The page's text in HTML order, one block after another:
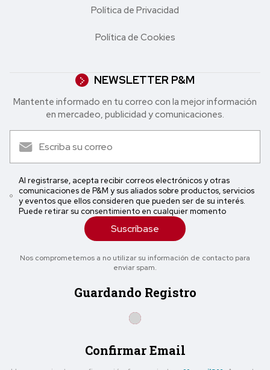
Política de Privacidad
Política de Cookies
NEWSLETTER P&M
Mantente informado en tu correo con la mejor in formación
en mercadeo, publicidad y comunicaciones.
Al registrarse, acepta recibir correos electrónicos y otras
comunicaciones de P&M y sus aliados sobre productos, servicios
y eventos que ellos consideren que pueden ser de su interés.
Puede retirar su consentimiento en cualquier momento
Suscríbase
Nos comprometemos a no utilizar su información de contacto para
enviar spam.
Guardando Registro
Confirmar Email